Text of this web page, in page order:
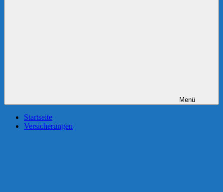
Menü
Startseite
Versicherungen